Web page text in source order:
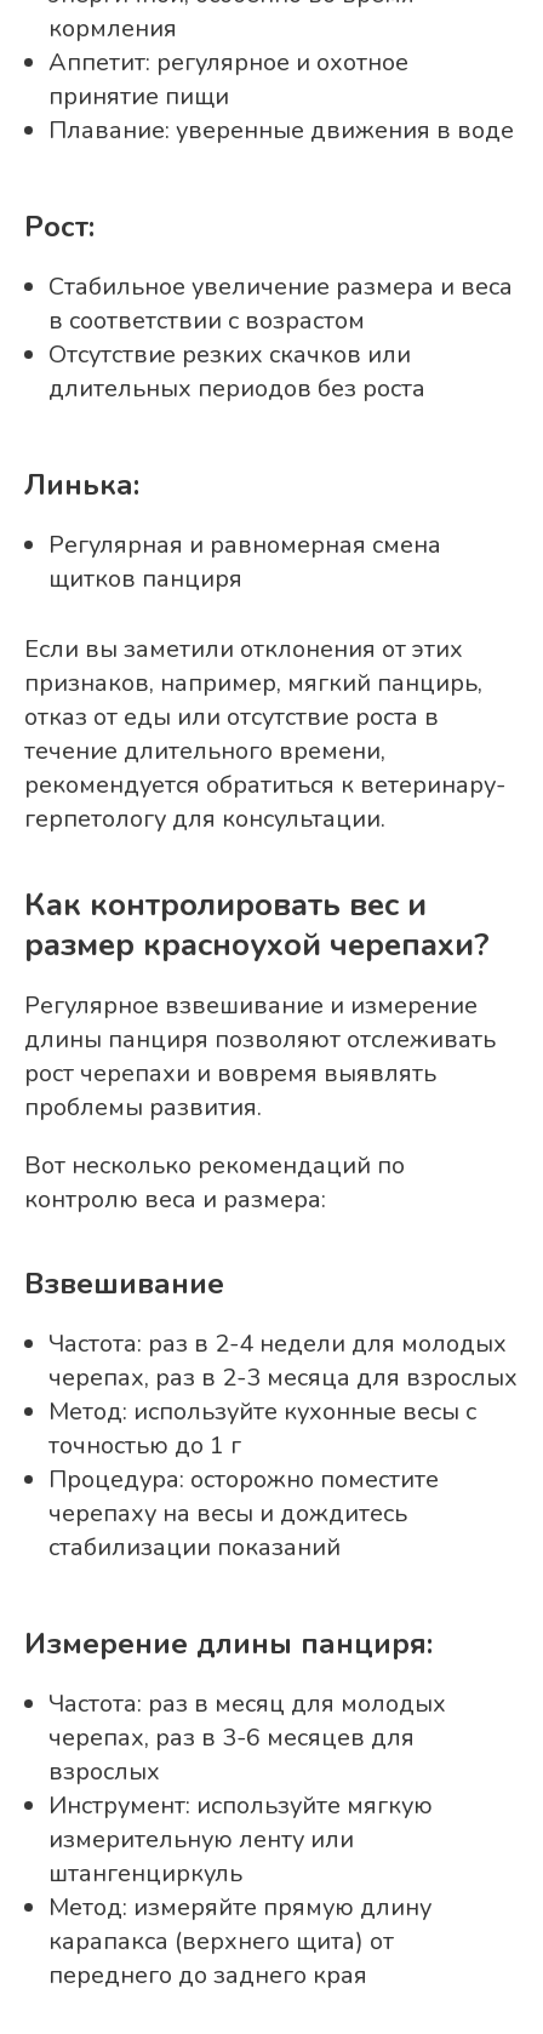
кормления
Аппетит: регулярное и охотное
принятие пищи
Плавание: уверенные движения в воде
Рост:
Стабильное увеличение размера и веса
в соответствии с возрастом
Отсутствие резких скачков или
длительных периодов без роста
Линька:
Регулярная и равномерная смена
щитков панциря
Если вы заметили отклонения от этих
признаков, например, мягкий панцирь,
отказ от еды или отсутствие роста в
течение длительного времени,
рекомендуется обратиться к ветеринару-
герпетологу для консультации.
Как контролировать вес и
размер красноухой черепахи?
Регулярное взвешивание и измерение
длины панциря позволяют отслеживать
рост черепахи и вовремя выявлять
проблемы развития.
Вот несколько рекомендаций по
контролю веса и размера:
Взвешивание
Частота: раз в 2-4 недели для молодых
черепах, раз в 2-3 месяца для взрослых
Метод: используйте кухонные весы с
точностью до 1 г
Процедура: осторожно поместите
черепаху на весы и дождитесь
стабилизации показаний
Измерение длины панциря:
Частота: раз в месяц для молодых
черепах, раз в 3-6 месяцев для
взрослых
Инструмент: используйте мягкую
измерительную ленту или
штангенциркуль
Метод: измеряйте прямую длину
карапакса (верхнего щита) от
переднего до заднего края